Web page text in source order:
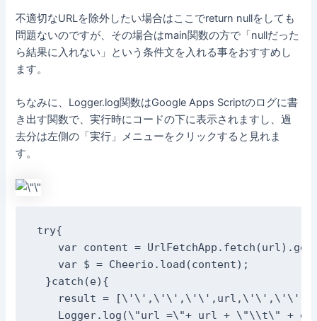
不適切なURLを除外したい場合はここでreturn nullをしても
問題ないのですが、その場合はmain関数の方で「nullだった
ら結果に入れない」という条件文を入れる事をおすすめし
ます。
ちなみに、Logger.log関数はGoogle Apps Scriptのログに書
き出す関数で、実行時にコードの下に表示されますし、過
去分は左側の「実行」メニューをクリックすると見れま
す。
try{
var content =
    var $ = Cheerio.load(content);
  }catch(e){
result =
Logger.log(\"url =\"+ url + \"\\t\" +